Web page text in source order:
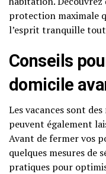
protection maximale
l’esprit tranquille
Conseils
domicile
Les vacances sont
peuvent également
Avant de fermer vos
quelques mesures de
pratiques pour